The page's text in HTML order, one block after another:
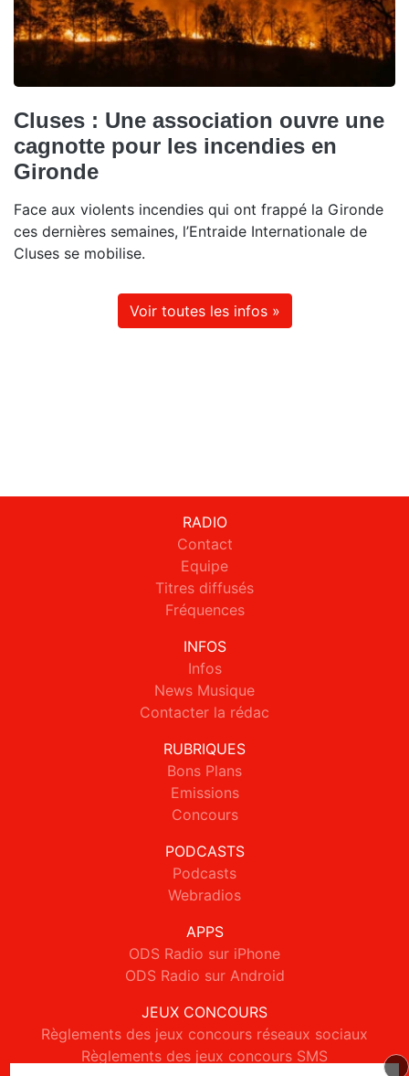
Cluses : Une association ouvre une
cagnotte pour les incendies en
Gironde
Face aux violents incendies qui ont frappé la Gironde
ces dernières semaines, l’Entraide Internationale de
Cluses se mobilise.
Voir toutes les infos »
RADIO
Contact
Equipe
Titres diffusés
Fréquences
INFOS
Infos
News Musique
Contacter la rédac
RUBRIQUES
Bons Plans
Emissions
Concours
PODCASTS
Podcasts
Webradios
APPS
ODS Radio sur iPhone
ODS Radio sur Android
JEUX CONCOURS
Règlements des jeux concours réseaux sociaux
Règlements des jeux concours SMS